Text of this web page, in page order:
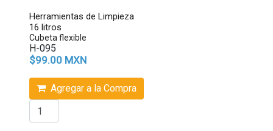
Herramientas de Limpieza
16 litros
Cubeta flexible
H-095
$99.00 MXN
Agregar a la Compra